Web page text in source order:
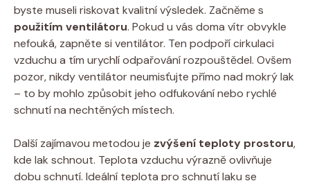
byste museli riskovat kvalitní výsledek. Začněme s
použitím ventilátoru. Pokud u vás doma vítr obvykle
nefouká, zapněte si ventilátor. Ten podpoří cirkulaci
vzduchu a tím urychlí odpařování rozpouštědel. Ovšem
pozor, nikdy ventilátor neumisťujte přímo nad mokrý lak
– to by mohlo způsobit jeho odfukování nebo rychlé
schnutí na nechtěných místech.
Další zajímavou metodou je zvýšení teploty prostoru,
kde lak schnout. Teplota vzduchu výrazně ovlivňuje
dobu schnutí. Ideální teplota pro schnutí laku se